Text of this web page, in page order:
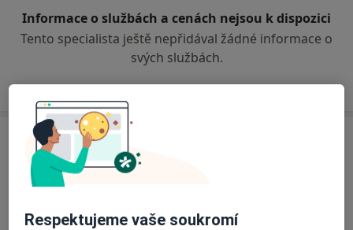
Informace o službách a cenách nejsou k dispozici
Tento specialista ještě nepřidával žádné informace o
svých službách.
Adresa
MUDr. Šárová,s.r.o
Respektujeme vaše soukromí